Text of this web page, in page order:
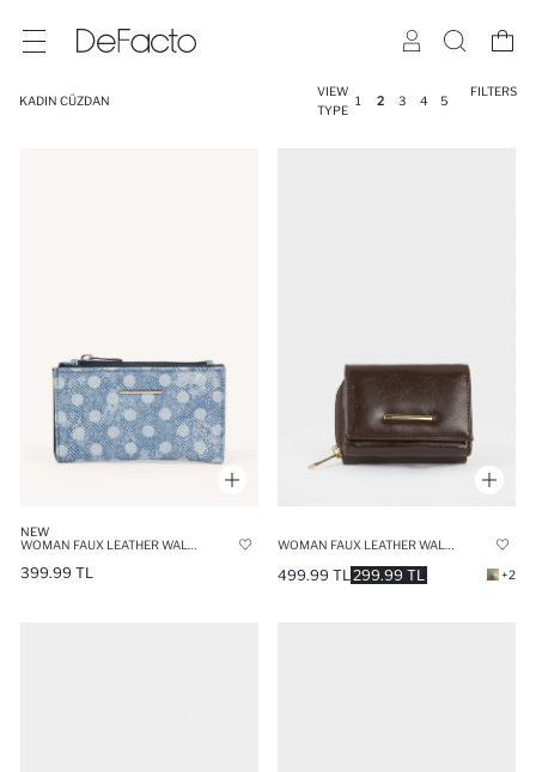
KADIN CÜZDAN
VIEW
TYPE
1 2 3 4 5
FILTERS
NEW
399.99 TL 299.99 TL
499.99 TL +2